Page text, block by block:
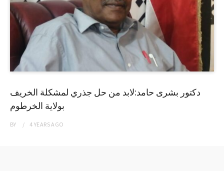
دكتور بشرى حامد:لابد من حل جذري لمشكلة الخريف
بولاية الخرطوم
BY 4 YEARSAGO